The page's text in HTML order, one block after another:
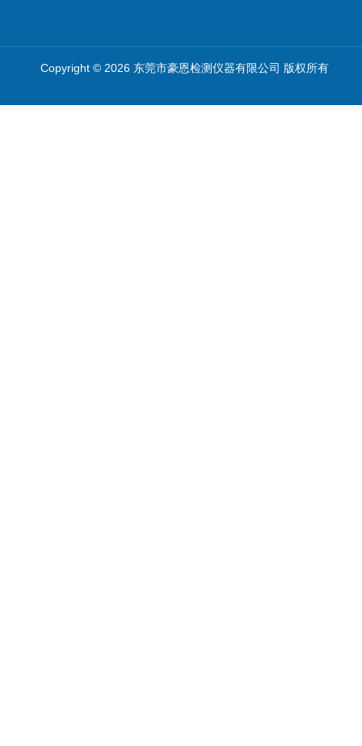
Copyright © 2026 东莞市豪恩检测仪器有限公司 版权所有